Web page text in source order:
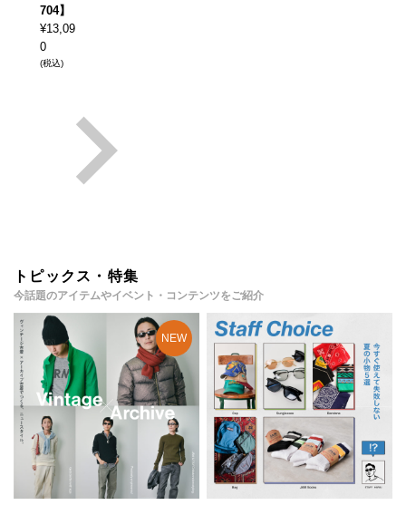
704】
¥13,09
0
(税込)
トピックス・特集
今話題のアイテムやイベント・コンテンツをご紹介